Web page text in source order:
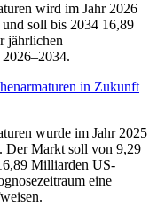
wird im Jahr 2026
soll bis 2034 16,89
jährlichen
in Zukunft
wurde im Jahr 2025
Der Markt soll von 9,29
Milliarden US-
eine